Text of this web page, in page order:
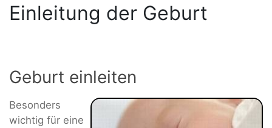
Einleitung der Geburt
Geburt einleiten
Besonders
wichtig für eine